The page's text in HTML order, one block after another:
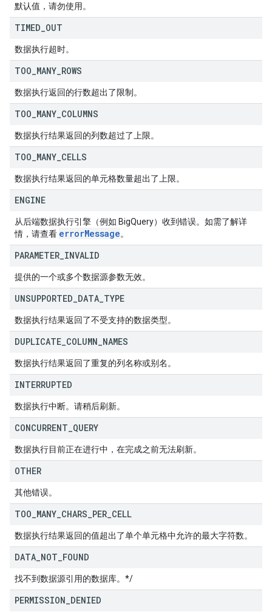
默认值，请勿使用。
TIMED OUT
数据执行超时。
TOO MANY ROWS
数据执行返回的行数超出了限制。
TOO MANY COLUMNS
数据执行结果返回的列数超过了上限。
TOO MANY CELLS
数据执行结果返回的单元格数量超出了上限。
ENGINE
从后端数据执行引擎（例如 BigQuery）收到错误。如需了解详
情，请查看 errorMessage。
PARAMETER INVALID
提供的一个或多个数据源参数无效。
UNSUPPORTED DATA TYPE
数据执行结果返回了不受支持的数据类型。
DUPLICATE COLUMN NAMES
数据执行结果返回了重复的列名称或别名。
INTERRUPTED
数据执行中断。请稍后刷新。
CONCURRENT QUERY
数据执行目前正在进行中，在完成之前无法刷新。
OTHER
其他错误。
TOO MANY CHARS PER CELL
数据执行结果返回的值超出了单个单元格中允许的最大字符数。
DATA NOT FOUND
找不到数据源引用的数据库。*/
PERMISSION DENIED